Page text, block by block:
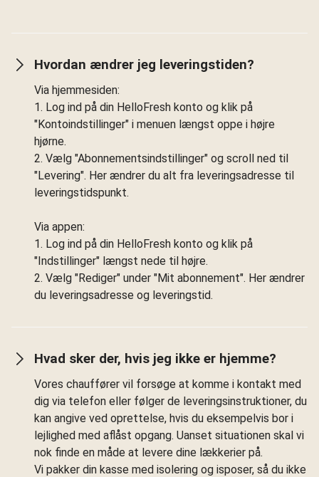
Hvordan ændrer jeg leveringstiden?
Via hjemmesiden:
1. Log ind på din HelloFresh konto og klik på
"Kontoindstillinger" i menuen længst oppe i højre
hjørne.
2. Vælg "Abonnementsindstillinger" og scroll ned til
"Levering". Her ændrer du alt fra leveringsadresse til
leveringstidspunkt.
Via appen:
1. Log ind på din HelloFresh konto og klik på
"Indstillinger" længst nede til højre.
2. Vælg "Rediger" under "Mit abonnement". Her ændrer
du leveringsadresse og leveringstid.
Hvad sker der, hvis jeg ikke er hjemme?
Vores chauffører vil forsøge at komme i kontakt med
dig via telefon eller følger de leveringsinstruktioner, du
kan angive ved oprettelse, hvis du eksempelvis bor i
lejlighed med aflåst opgang. Uanset situationen skal vi
nok finde en måde at levere dine lækkerier på.
Vi pakker din kasse med isolering og isposer, så du ikke